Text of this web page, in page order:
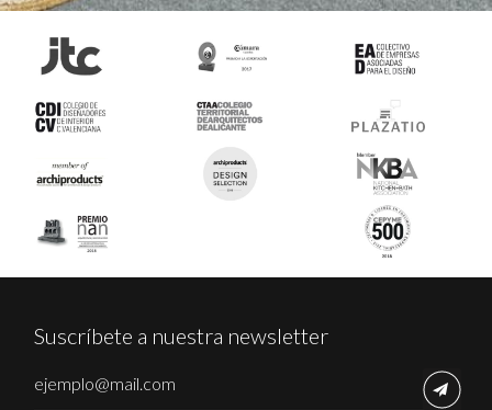
Suscríbete a nuestra newsletter